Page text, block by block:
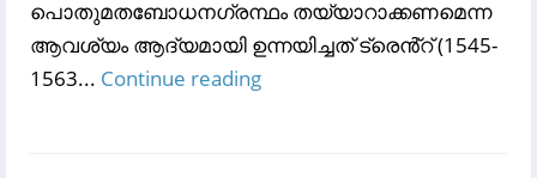
പൊതുമതബോധനഗ്രന്ഥം തയ്യാറാക്കണമെന്ന
ആവശ്യം ആദ്യമായി ഉന്നയിച്ചത് ട്രെൻ്റ് (1545-
1563... Continue reading